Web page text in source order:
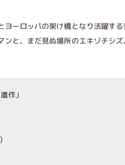
ヨーロッパの架け橋となり活躍する
ンと、まだ見ぬ場所のエキゾチシズ
作」